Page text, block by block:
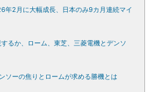
年2月に大幅成長、日本のみ9カ月連続マイ
するか、ローム、東芝、三菱電機とデンソ
ソーの焦りとロームが求める勝機とは